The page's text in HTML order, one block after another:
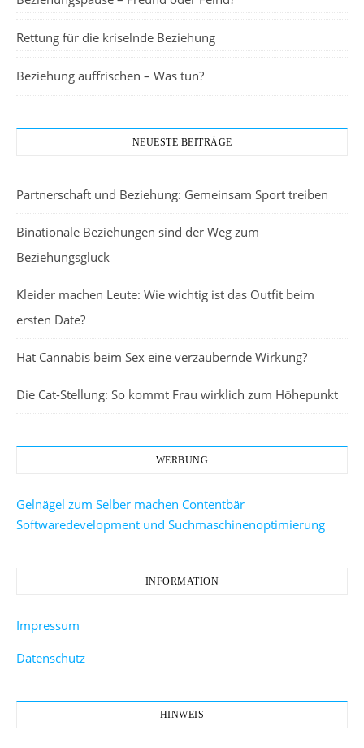
Rettung für die kriselnde Beziehung
Beziehung auffrischen – Was tun?
NEUESTE BEITRÄGE
Partnerschaft und Beziehung: Gemeinsam Sport treiben
Binationale Beziehungen sind der Weg zum
Beziehungsglück
Kleider machen Leute: Wie wichtig ist das Outfit beim
ersten Date?
Hat Cannabis beim Sex eine verzaubernde Wirkung?
Die Cat-Stellung: So kommt Frau wirklich zum Höhepunkt
WERBUNG
Gelnägel zum Selber machen Contentbär
Softwaredevelopment und Suchmaschinenoptimierung
INFORMATION
Impressum
Datenschutz
HINWEIS